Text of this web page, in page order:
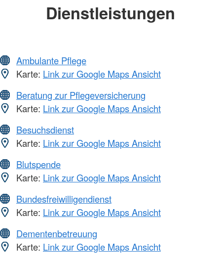
Dienstleistungen
Ambulante Pflege
Karte: Link zur Google Maps Ansicht
Beratung zur Pflegeversicherung
Karte: Link zur Google Maps Ansicht
Besuchsdienst
Karte: Link zur Google Maps Ansicht
Blutspende
Karte: Link zur Google Maps Ansicht
Bundesfreiwilligendienst
Karte: Link zur Google Maps Ansicht
Dementenbetreuung
Karte: Link zur Google Maps Ansicht